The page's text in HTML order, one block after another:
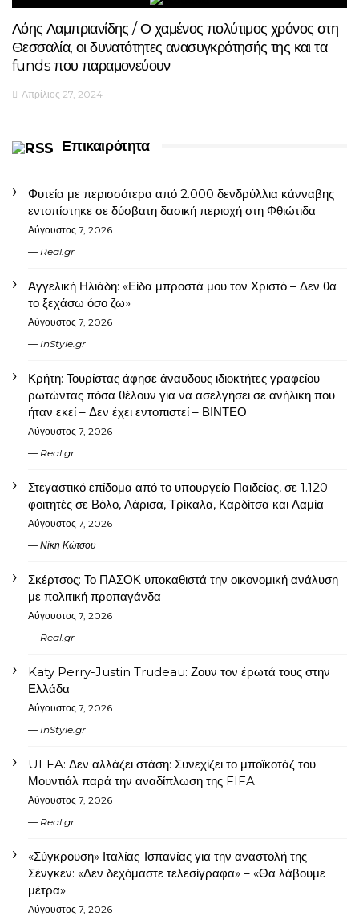
Λόης Λαμπριανίδης / Ο χαμένος πολύτιμος χρόνος στη
Θεσσαλία, οι δυνατότητες ανασυγκρότησής της και τα
funds που παραμονεύουν
Απρίλιος 27, 2024
Επικαιρότητα
Φυτεία με περισσότερα από 2.000 δενδρύλλια κάνναβης
εντοπίστηκε σε δύσβατη δασική περιοχή στη Φθιώτιδα
Αύγουστος 7, 2026
Real.gr
Αγγελική Ηλιάδη: «Είδα μπροστά μου τον Χριστό – Δεν θα
το ξεχάσω όσο ζω»
Αύγουστος 7, 2026
InStyle.gr
Κρήτη: Τουρίστας άφησε άναυδους ιδιοκτήτες γραφείου
ρωτώντας πόσα θέλουν για να ασελγήσει σε ανήλικη που
ήταν εκεί – Δεν έχει εντοπιστεί – ΒΙΝΤΕΟ
Αύγουστος 7, 2026
Real.gr
Στεγαστικό επίδομα από το υπουργείο Παιδείας, σε 1.120
φοιτητές σε Βόλο, Λάρισα, Τρίκαλα, Καρδίτσα και Λαμία
Αύγουστος 7, 2026
Νίκη Κώτσου
Σκέρτσος: Το ΠΑΣΟΚ υποκαθιστά την οικονομική ανάλυση
με πολιτική προπαγάνδα
Αύγουστος 7, 2026
Real.gr
Katy Perry-Justin Trudeau: Ζουν τον έρωτά τους στην
Ελλάδα
Αύγουστος 7, 2026
InStyle.gr
UEFA: Δεν αλλάζει στάση: Συνεχίζει το μποϊκοτάζ του
Μουντιάλ παρά την αναδίπλωση της FIFA
Αύγουστος 7, 2026
Real.gr
«Σύγκρουση» Ιταλίας-Ισπανίας για την αναστολή της
Σένγκεν: «Δεν δεχόμαστε τελεσίγραφα» – «Θα λάβουμε
μέτρα»
Αύγουστος 7, 2026